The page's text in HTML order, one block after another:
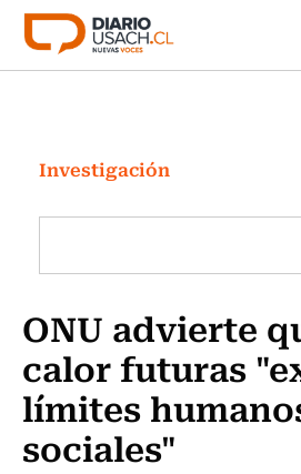
Click acá para ir directamente al
Investigación
Cultura
Programas Radio y TV
Investigación
ONU advierte
calor futuras
límites
sociales"